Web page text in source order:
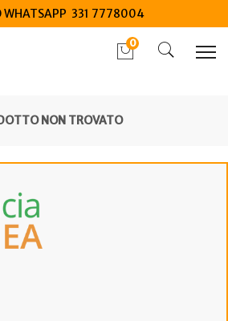
WHATSAPP 331 7778004
0
NON TROVATO